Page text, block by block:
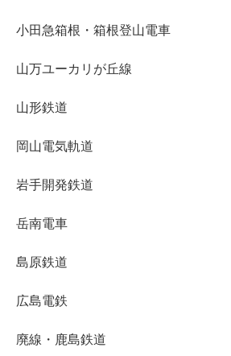
小田急箱根・箱根登山電車
山万ユーカリが丘線
山形鉄道
岡山電気軌道
岩手開発鉄道
岳南電車
島原鉄道
広島電鉄
廃線・鹿島鉄道